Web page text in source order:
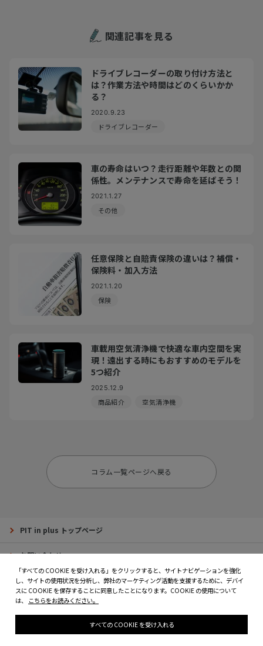
関連記事を見る
ドライブレコーダーの取り付け方法と
は？作業方法や時間はどのくらいかか
る？
2020.9.23
ドライブレコーダー
車の寿命はいつ？走行距離や年数との関
係性。メンテナンスで寿命を延ばそう！
2021.1.27
その他
任意保険と自賠責保険の違いは？補償・
保険料・加入方法
2021.1.20
保険
車載用空気清浄機で快適な車内空間を実
現！遠出する時にもおすすめのモデルを
5つ紹介
2025.12.9
商品紹介 空気清浄機
コラム一覧ページへ戻る
PIT in plus トップページ
お問い合わせ
ウェブサイトにおけるプライバシーポリシー
個人情報保護方針
ウェブサイトのご利用にあたって
「すべての COOKIE を受け入れる」をクリックすると、サイトナビゲーションを強化
し、サイトの使用状況を分析し、弊社のマーケティング活動を支援するために、デバイ
スに COOKIE を保存することに同意したことになります。COOKIE の使用について
は、
こちらをお読みください。
すべての COOKIE を受け入れる